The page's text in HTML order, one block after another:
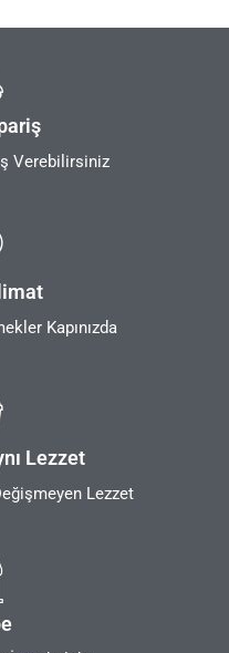
Verebilirsiniz
Kapınızda
Lezzet
Lezzet